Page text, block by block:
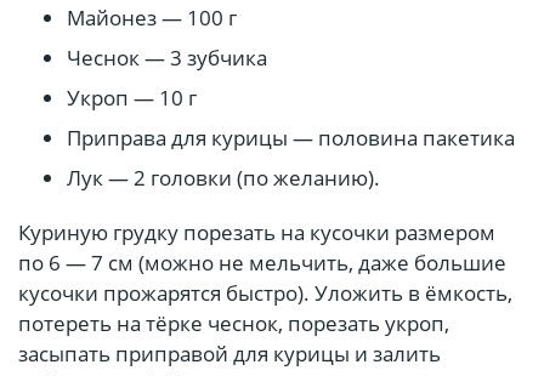
Майонез — 100 г
Чеснок — 3 зубчика
Укроп — 10 г
Приправа для курицы — половина пакетика
Лук — 2 головки (по желанию).
Куриную грудку порезать на кусочки размером
по 6 — 7 см (можно не мельчить, даже большие
кусочки прожарятся быстро). Уложить в ёмкость,
потереть на тёрке чеснок, порезать укроп,
засыпать приправой для курицы и залить